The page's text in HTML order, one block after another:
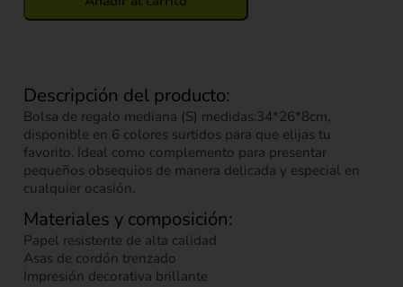
Descripción del producto:
Bolsa de regalo mediana (S) medidas:34*26*8cm,
disponible en 6 colores surtidos para que elijas tu
favorito. Ideal como complemento para presentar
pequeños obsequios de manera delicada y especial en
cualquier ocasión.
Materiales y composición:
Papel resistente de alta calidad
Asas de cordón trenzado
Impresión decorativa brillante
cantidad